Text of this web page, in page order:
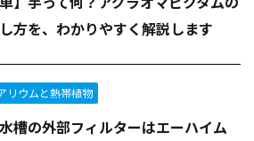
方を、わかりやすく解説します
リウムと熱帯植物
槽の外部フィルターはエーハイム